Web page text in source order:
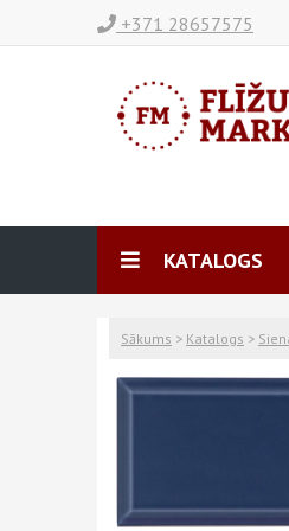
+371 28657575
KATALOGS
Sākums > Katalogs >